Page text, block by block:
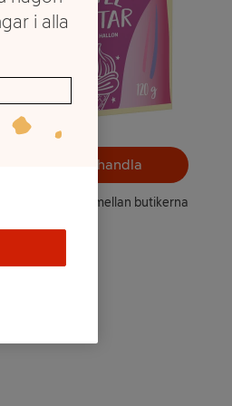
Välj butik och handla
kan variera mellan butikerna
i alla